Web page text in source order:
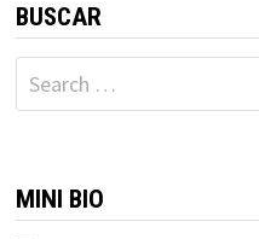
BUSCAR
Search
for:
MINI BIO